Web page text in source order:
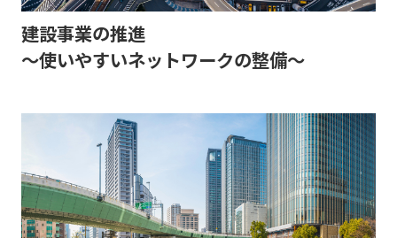
建設事業の推進
～使いやすいネットワークの整備～